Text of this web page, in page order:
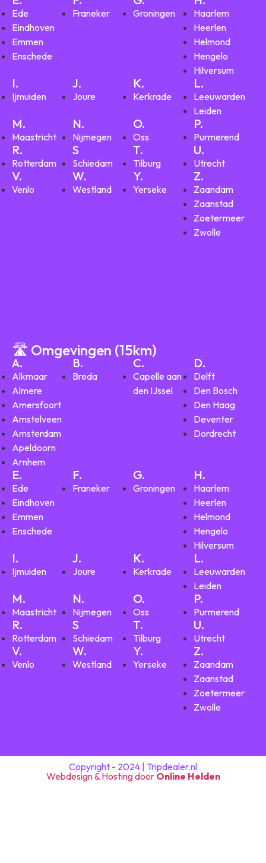
Ede
Eindhoven
Emmen
Enschede
Franeker Groningen
Haarlem
Heerlen
Helmond
Hengelo
Hilversum
I.
Ijmuiden
J.
Joure
K.
Kerkrade
L.
Leeuwarden
Leiden
M.
Maastricht
N.
Nijmegen
O.
Oss
P.
Purmerend
R.
Rotterdam
S
Schiedam
T.
Tilburg
U.
Utrecht
V.
Venlo
W.
Westland
Y.
Yerseke
Z.
Zaandam
Zaanstad
Zoetermeer
Zwolle
🛣️ Omgevingen (15km)
A.
Alkmaar
Almere
Amersfoort
Amstelveen
Amsterdam
Apeldoorn
Arnhem
B.
Breda
C.
Capelle aan
den IJssel
D.
Delft
Den Bosch
Den Haag
Deventer
Dordrecht
E.
Ede
Eindhoven
Emmen
Enschede
F.
Franeker
G.
Groningen
H.
Haarlem
Heerlen
Helmond
Hengelo
Hilversum
I.
Ijmuiden
J.
Joure
K.
Kerkrade
L.
Leeuwarden
Leiden
M.
Maastricht
N.
Nijmegen
O.
Oss
P.
Purmerend
R.
Rotterdam
S
Schiedam
T.
Tilburg
U.
Utrecht
V.
Venlo
W.
Westland
Y.
Yerseke
Z.
Zaandam
Zaanstad
Zoetermeer
Zwolle
Copyright - 2024 | Tripdealer.nl
Webdesign & Hosting door Online Helden